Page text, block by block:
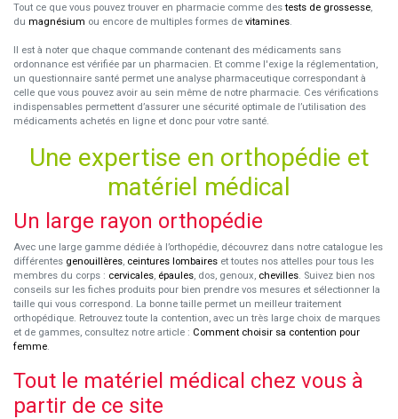
Tout ce que vous pouvez trouver en pharmacie comme destests de grossesse,
du magnésium ou encore de multiples formes de vitamines.
Il est à noter que chaque commande contenant des médicaments sans
ordonnance est vérifiée par un pharmacien. Et comme l'exige la réglementation,
un questionnaire santé permet une analyse pharmaceutique correspondant à
celle que vous pouvez avoir au sein même de notre pharmacie. Ces vérifications
indispensables permettent d’assurer une sécurité optimale de l’utilisation des
médicaments achetés en ligne et donc pour votre santé.
Une expertise en orthopédie et
matériel médical
Un large rayon orthopédie
Avec une large gamme dédiée à l’orthopédie, découvrez dans notre catalogue les
différentes genouillères, ceintures lombaires et toutes nos attelles pour tous les
membres du corps : cervicales, épaules, dos, genoux, chevilles. Suivez bien nos
conseils sur les fiches produits pour bien prendre vos mesures et sélectionner la
taille qui vous correspond. La bonne taille permet un meilleur traitement
orthopédique. Retrouvez toute la contention, avec un très large choix de marques
et de gammes, consultez notre article : Comment choisir sa contention pour
femme.
Tout le matériel médical chez vous à
partir de ce site